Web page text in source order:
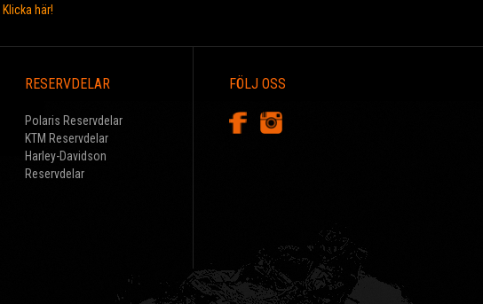
Klicka här!
RESERVDELAR
Polaris Reservdelar
KTM Reservdelar
Harley-Davidson
Reservdelar
FÖLJ OSS